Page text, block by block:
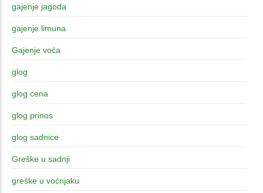
gajenje jagoda
gajenje limuna
Gajenje voća
glog
glog cena
glog prinos
glog sadnice
Greške u sadnji
greške u voćnjaku